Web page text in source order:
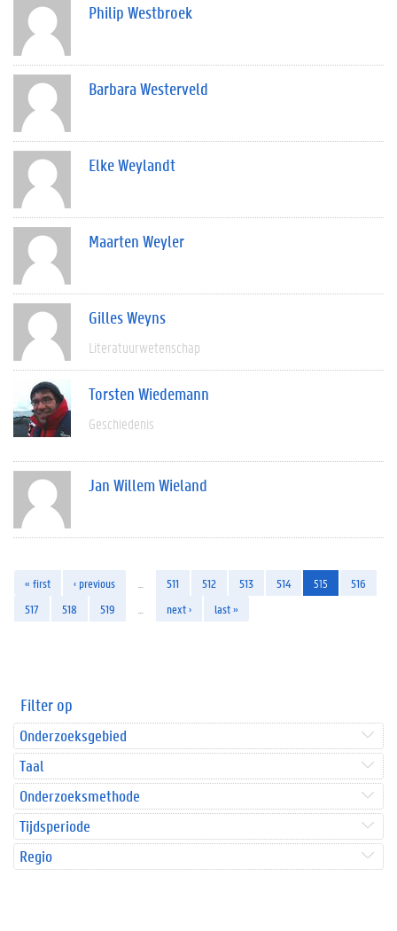
Philip Westbroek
Barbara Westerveld
Elke Weylandt
Maarten Weyler
Gilles Weyns
Literatuurwetenschap
Torsten Wiedemann
Geschiedenis
Jan Willem Wieland
« first ‹ previous 511 512 513 514 515
516
517
518 519 next › last »
Filter op
Onderzoeksgebied
Taal
Onderzoeksmethode
Tijdsperiode
Regio